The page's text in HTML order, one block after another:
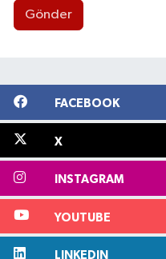
Gönder
FACEBOOK
X
INSTAGRAM
YOUTUBE
LINKEDIN